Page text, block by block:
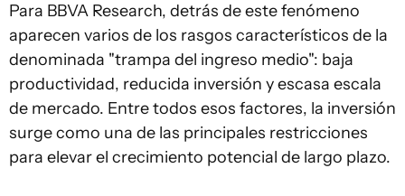
Para BBVA Research, detrás de este fenómeno
aparecen varios de los rasgos característicos de la
denominada "trampa del ingreso medio": baja
productividad, reducida inversión y escasa escala
de mercado. Entre todos esos factores, la inversión
surge como una de las principales restricciones
para elevar el crecimiento potencial de largo plazo.